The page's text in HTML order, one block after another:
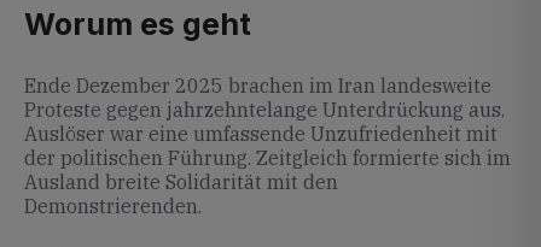
Worum es geht
Ende Dezember 2025 brachen im Iran landesweite
Proteste gegen jahrzehntelange Unterdrückung aus.
Auslöser war eine umfassende Unzufriedenheit mit
der politischen Führung. Zeitgleich formierte sich im
Ausland breite Solidarität mit den
Demonstrierenden.